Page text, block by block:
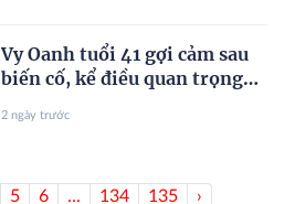
Vy Oanh tuổi 41 gợi cảm sau
biến cố, kể điều quan trọng
2 ngày trước
5 6 ... 134 135 ›